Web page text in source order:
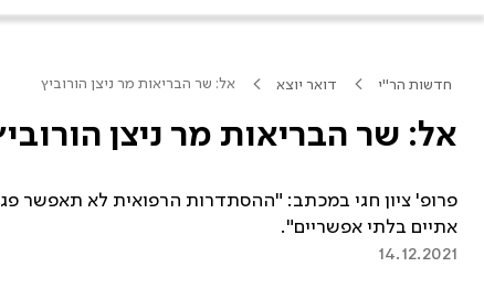
חדשות הר"י דואר יוצא אל: שר הבריאות מר ניצן הורוביץ
אל: שר הבריאות מר ניצן
פרופ' ציון חגי במכתב: "ההסתדרות הרפואית לא תאפשר
אתיים בלתי אפשריים".
14.12.2021